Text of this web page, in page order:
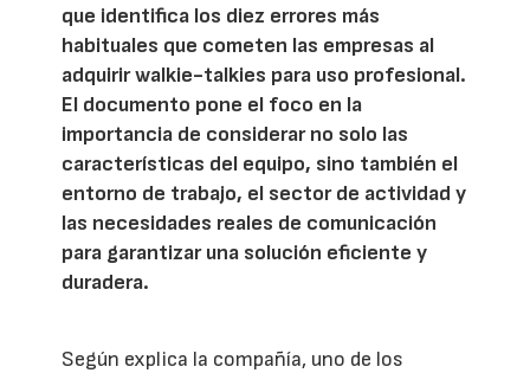
que identifica los diez errores más
habituales que cometen las empresas al
adquirir walkie-talkies para uso profesional.
El documento pone el foco en la
importancia de considerar no solo las
características del equipo, sino también el
entorno de trabajo, el sector de actividad y
las necesidades reales de comunicación
para garantizar una solución eficiente y
duradera.
Según explica la compañía, uno de los